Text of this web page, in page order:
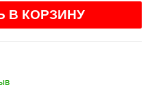
В КОРЗИНУ